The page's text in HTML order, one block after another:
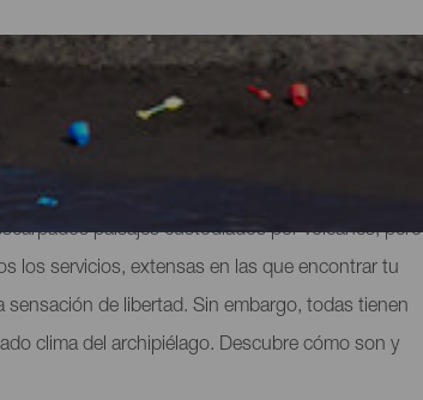
paisajes custodiados por volcanes, pero
los servicios, extensas en las que encontrar tu
de libertad. Sin embargo, todas tienen
clima del archipiélago. Descubre cómo son y